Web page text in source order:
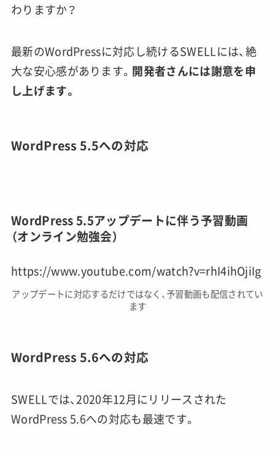
わりますか？
最新のWordPressに対応し続けるSWELLには、絶
大な安心感があります。 開発者さんには謝意を申
し上げます。
WordPress 5.5への対応
WordPress 5.5アップデートに伴う予習動画
（オンライン勉強会）
https://www.youtube.com/watch?v=rhI4ihOjiIg
アップデートに対応するだけではなく、予習動画も配信されてい
ます
WordPress 5.6への対応
SWELLでは、2020年12月にリリースされた
WordPress 5.6への対応も最速です。